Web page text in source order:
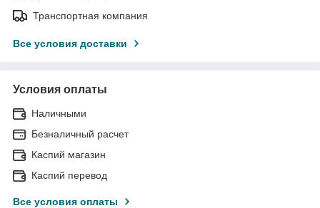
Транспортная компания
Все условия доставки
Условия оплаты
Наличными
Безналичный расчет
Каспий магазин
Каспий перевод
Все условия оплаты